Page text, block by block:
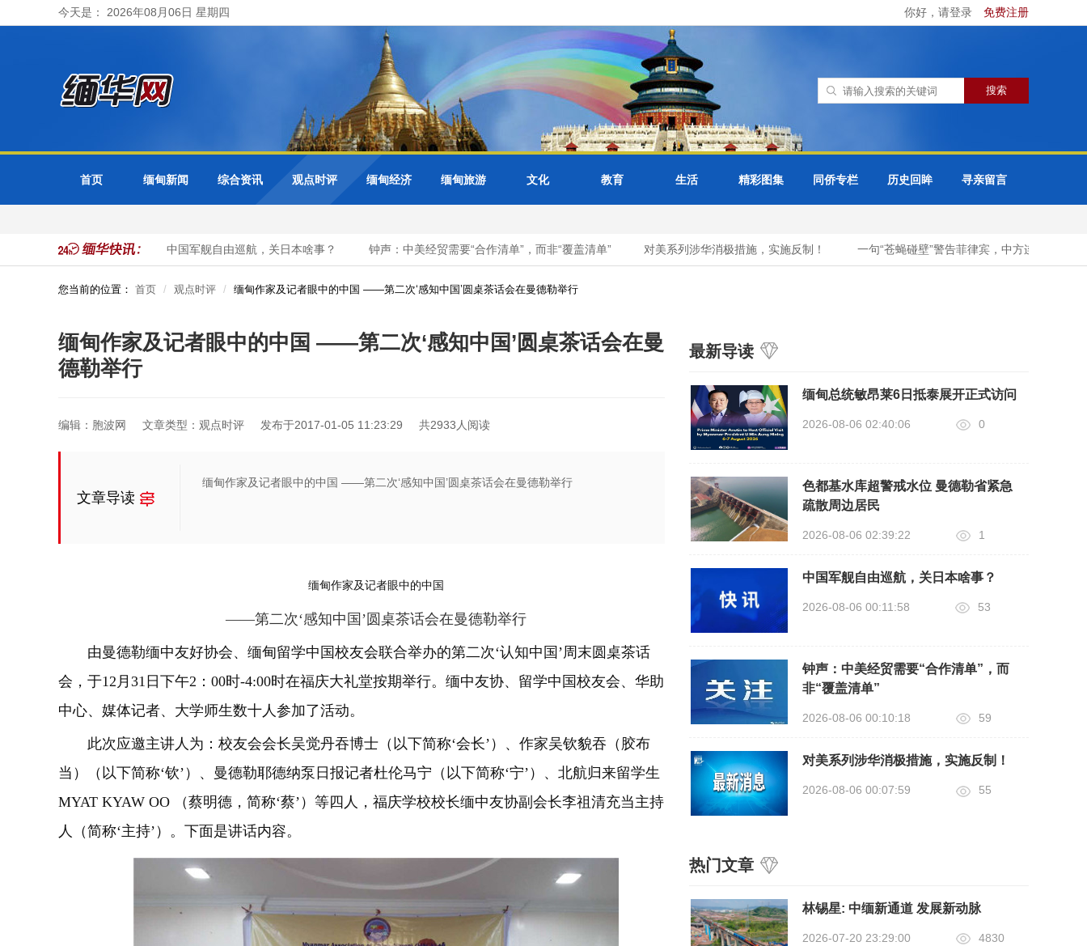
今天是： 2026年08月06日 星期四 你好，请登录 免费注册
首页 缅甸新闻 综合资讯 观点时评 缅甸经济 缅甸旅游 文化 教育 生活 精彩图集 同侨专栏 历史回眸 寻亲留言
省紧急疏散周边居民 中国军舰自由巡航，关日本啥事？ 钟声：中美经贸需要“合作清单”，而非“覆盖清单” 对美系列涉华消极措施，实施反制！ 一句“苍蝇碰壁”警告菲律宾，中方连发三箭，释放
您当前的位置： 首页 观点时评 缅甸作家及记者眼中的中国 ——第二次‘感知中国’圆桌茶话会在曼德勒举行
缅甸作家及记者眼中的中国 ——第二次‘感知中国’圆桌茶话会在曼
德勒举行
编辑：胞波网 文章类型：观点时评 发布于2017-01-05 11:23:29 共2933人阅读
文章导读
缅甸作家及记者眼中的中国 ——第二次‘感知中国’圆桌茶话会在曼德勒举行
缅甸作家及记者眼中的中国
——第二次‘感知中国’圆桌茶话会在曼德勒举行
由曼德勒缅中友好协会、缅甸留学中国校友会联合举办的第二次‘认知中国’周末圆桌茶话
会，于12月31日下午2：00时-4:00时在福庆大礼堂按期举行。缅中友协、留学中国校友会、华助
中心、媒体记者、大学师生数十人参加了活动。
此次应邀主讲人为：校友会会长吴觉丹吞博士（以下简称‘会长’）、作家吴钦貌吞（胶布
当）（以下简称‘钦’）、曼德勒耶德纳泵日报记者杜伦马宁（以下简称‘宁’）、北航归来留学生
MYAT KYAW OO （蔡明德，简称‘蔡’）等四人，福庆学校校长缅中友协副会长李祖清充当主持
人（简称‘主持’）。下面是讲话内容。
最新导读
缅甸总统敏昂莱6日抵泰展开正式访问
2026-08-06 02:40:06 0
色都基水库超警戒水位 曼德勒省紧急
疏散周边居民
2026-08-06 02:39:22 1
中国军舰自由巡航，关日本啥事？
2026-08-06 00:11:58 53
钟声：中美经贸需要“合作清单”，而
非“覆盖清单”
2026-08-06 00:10:18 59
对美系列涉华消极措施，实施反制！
2026-08-06 00:07:59 55
热门文章
​林锡星: 中缅新通道 发展新动脉
2026-07-20 23:29:00 4830